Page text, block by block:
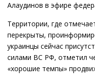
Алаудинов в эфире
Территории, где
перекрыты,
украинцы сейчас
силами ВС РФ, отметил
«хорошие темпы»